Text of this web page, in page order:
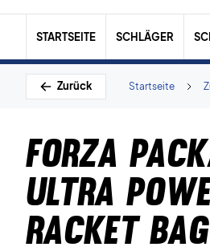
STARTSEITE SCHLÄGER
Zurück Startseite
Forza
Ultra
Racket